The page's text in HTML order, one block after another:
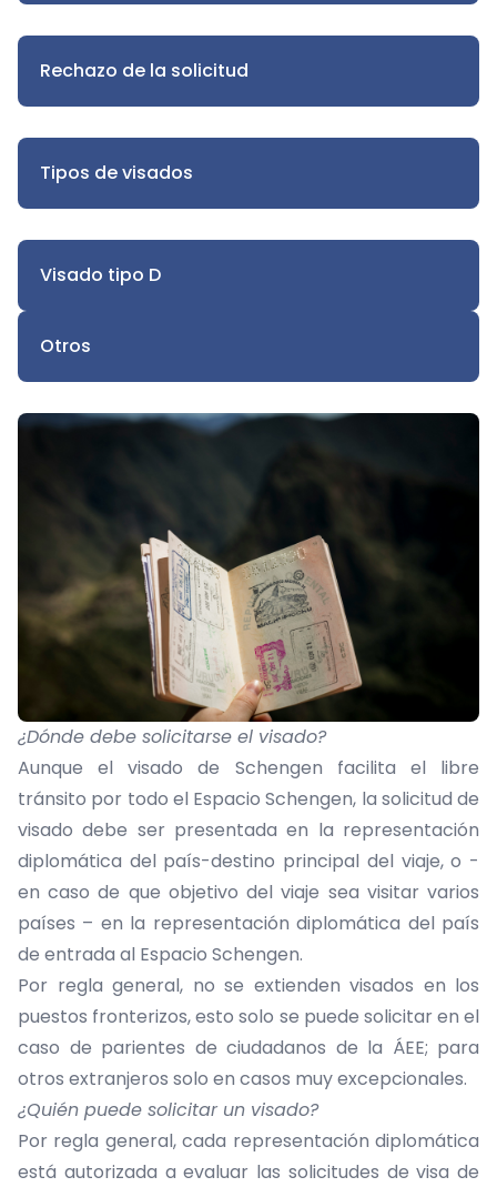
Rechazo de la solicitud
Tipos de visados
Visado tipo D
Otros
¿Dónde debe solicitarse el visado?
Aunque el visado de Schengen facilita el libre
tránsito por todo el Espacio Schengen, la solicitud de
visado debe ser presentada en la representación
diplomática del país-destino principal del viaje, o -
en caso de que objetivo del viaje sea visitar varios
países – en la representación diplomática del país
de entrada al Espacio Schengen.
Por regla general, no se extienden visados en los
puestos fronterizos, esto solo se puede solicitar en el
caso de parientes de ciudadanos de la ÁEE; para
otros extranjeros solo en casos muy excepcionales.
¿Quién puede solicitar un visado?
Por regla general, cada representación diplomática
está autorizada a evaluar las solicitudes de visa de